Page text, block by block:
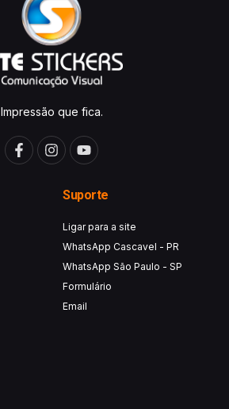
Impressão que fica.
Suporte
Ligar para a site
WhatsApp Cascavel - PR
WhatsApp São Paulo - SP
Formulário
Email